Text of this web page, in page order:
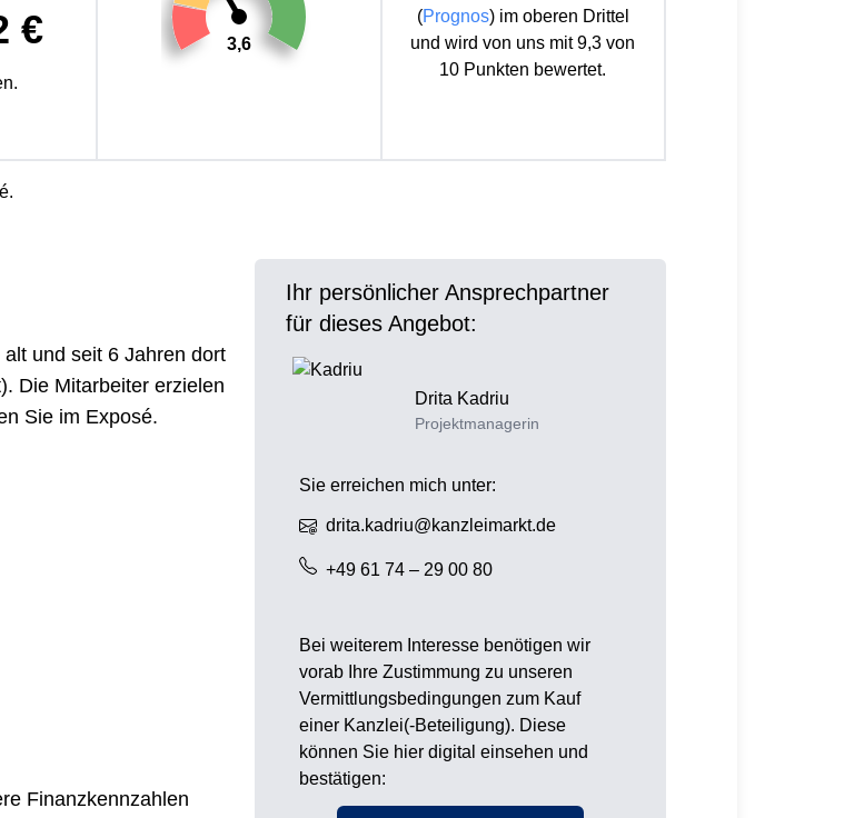
€ 3,6
(Prognos) im oberen Drittel
und wird von uns mit 9,3 von
10 Punkten bewertet.
und seit 6 Jahren dort
Die Mitarbeiter erzielen
Sie im Exposé.
Finanzkennzahlen
Ihr persönlicher Ansprechpartner
für dieses Angebot:
Drita Kadriu
Projektmanagerin
Sie erreichen mich unter:
drita.kadriu@kanzleimarkt.de
+49 61 74 – 29 00 80
Bei weiterem Interesse benötigen wir
vorab Ihre Zustimmung zu unseren
Vermittlungsbedingungen zum Kauf
einer Kanzlei(-Beteiligung). Diese
können Sie hier digital einsehen und
bestätigen: